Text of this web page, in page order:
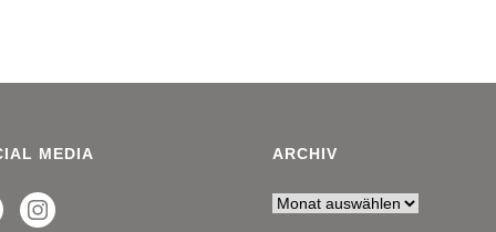
MEDIA ARCHIV